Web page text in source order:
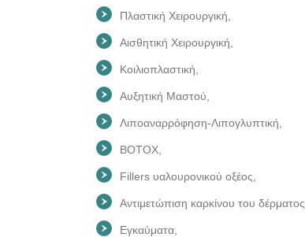
Πλαστική Χειρουργική,
Αισθητική Χειρουργική,
Κοιλιοπλαστική,
Αυξητική Μαστού,
Λιποαναρρόφηση-Λιπογλυπτική,
BOTOX,
Fillers υαλουρονικού οξέος,
Αντιμετώπιση καρκίνου του δέρματος,
Εγκαύματα,